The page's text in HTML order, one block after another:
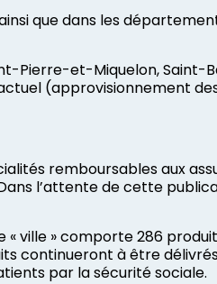
que dans les
Pierre-et-Miquelon, Saint-
(approvisionnement
remboursables aux
l’attente de cette
ville » comporte 286
continueront à être
par la sécurité sociale.